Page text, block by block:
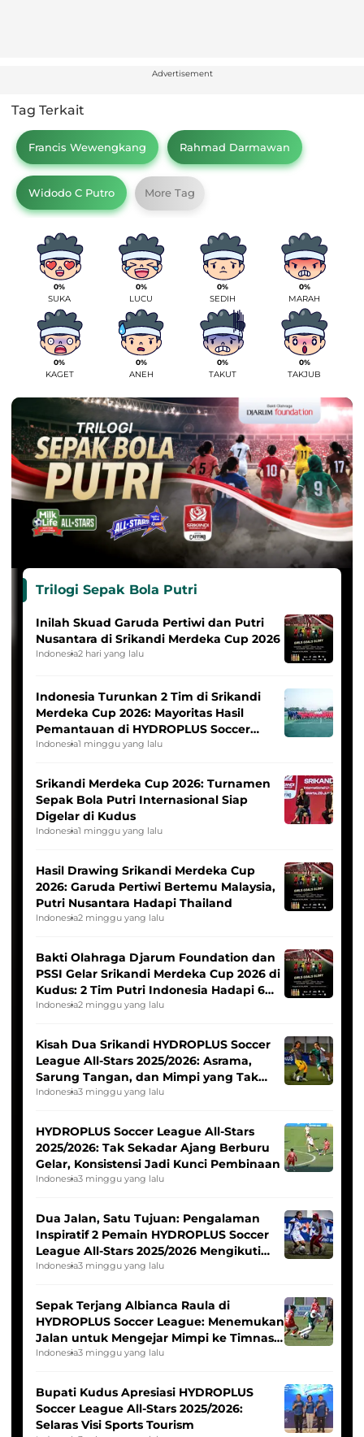
Advertisement
Tag Terkait
Francis Wewengkang Rahmad Darmawan
Widodo C Putro More Tag
0%
SUKA
0%
LUCU
0%
SEDIH
0%
MARAH
0%
KAGET
0%
ANEH
0%
TAKUT
0%
TAKJUB
Trilogi Sepak Bola Putri
Inilah Skuad Garuda Pertiwi dan Putri
Nusantara di Srikandi Merdeka Cup 2026
Indonesia2 hari yang lalu
Indonesia Turunkan 2 Tim di Srikandi
Merdeka Cup 2026: Mayoritas Hasil
Pemantauan di HYDROPLUS Soccer
League
Indonesia1 minggu yang lalu
Srikandi Merdeka Cup 2026: Turnamen
Sepak Bola Putri Internasional Siap
Digelar di Kudus
Indonesia1 minggu yang lalu
Hasil Drawing Srikandi Merdeka Cup
2026: Garuda Pertiwi Bertemu Malaysia,
Putri Nusantara Hadapi Thailand
Indonesia2 minggu yang lalu
Bakti Olahraga Djarum Foundation dan
PSSI Gelar Srikandi Merdeka Cup 2026 di
Kudus: 2 Tim Putri Indonesia Hadapi 6
Tim Asia
Indonesia2 minggu yang lalu
Kisah Dua Srikandi HYDROPLUS Soccer
League All-Stars 2025/2026: Asrama,
Sarung Tangan, dan Mimpi yang Tak
Pernah Padam
Indonesia3 minggu yang lalu
HYDROPLUS Soccer League All-Stars
2025/2026: Tak Sekadar Ajang Berburu
Gelar, Konsistensi Jadi Kunci Pembinaan
Indonesia3 minggu yang lalu
Dua Jalan, Satu Tujuan: Pengalaman
Inspiratif 2 Pemain HYDROPLUS Soccer
League All-Stars 2025/2026 Mengikuti
Seleksi Timnas Indonesia Putri
Indonesia3 minggu yang lalu
Sepak Terjang Albianca Raula di
HYDROPLUS Soccer League: Menemukan
Jalan untuk Mengejar Mimpi ke Timnas
Indonesia Putri
Indonesia3 minggu yang lalu
Bupati Kudus Apresiasi HYDROPLUS
Soccer League All-Stars 2025/2026:
Selaras Visi Sports Tourism